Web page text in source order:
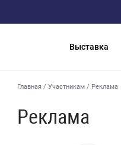
Выставка
Главная / Участникам / Реклама
Реклама